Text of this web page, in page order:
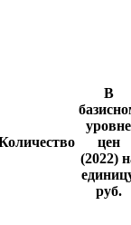
В
уровне
цен
(2022)
руб.